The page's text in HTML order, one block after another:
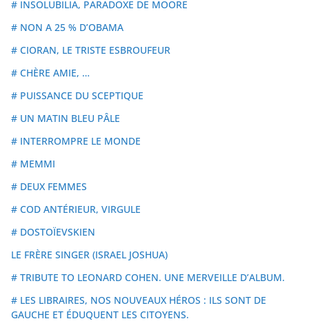
# INSOLUBILIA, PARADOXE DE MOORE
# NON A 25 % D’OBAMA
# CIORAN, LE TRISTE ESBROUFEUR
# CHÈRE AMIE, …
# PUISSANCE DU SCEPTIQUE
# UN MATIN BLEU PÂLE
# INTERROMPRE LE MONDE
# MEMMI
# DEUX FEMMES
# COD ANTÉRIEUR, VIRGULE
# DOSTOÏEVSKIEN
LE FRÈRE SINGER (ISRAEL JOSHUA)
# TRIBUTE TO LEONARD COHEN. UNE MERVEILLE D’ALBUM.
# LES LIBRAIRES, NOS NOUVEAUX HÉROS : ILS SONT DE
GAUCHE ET ÉDUQUENT LES CITOYENS.